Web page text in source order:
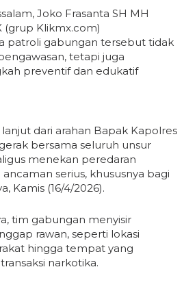
Joko Frasanta SH MH
(grup Klikmx.com)
patroli gabungan tersebut tidak
tetapi juga
preventif dan edukatif
dari arahan Bapak Kapolres
bersama seluruh unsur
menekan peredaran
serius, khususnya bagi
Kamis (16/4/2026).
tim gabungan menyisir
rawan, seperti lokasi
hingga tempat yang
narkotika.